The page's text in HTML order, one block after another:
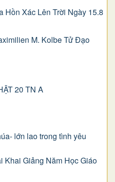
Hồn Xác Lên Trời Ngày 15.8
M. Kolbe Tử Đạo
20 TN A
lớn lao trong tình yêu
Khai Giảng Năm Học Giáo